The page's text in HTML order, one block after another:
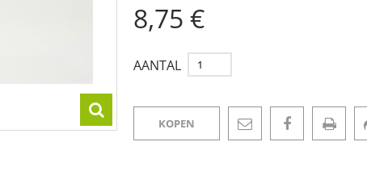
8,75 €
AANTAL
KOPEN